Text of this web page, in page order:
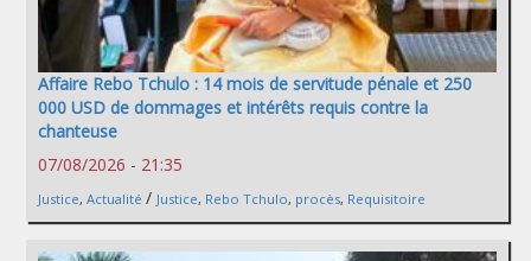
Affaire Rebo Tchulo : 14 mois de servitude pénale et 250
000 USD de dommages et intérêts requis contre la
chanteuse
07/08/2026 - 21:35
Justice, Actualité / Justice, Rebo Tchulo, procès, Requisitoire